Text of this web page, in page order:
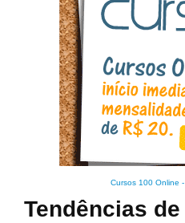
Cursos 100 Online -
Tendências